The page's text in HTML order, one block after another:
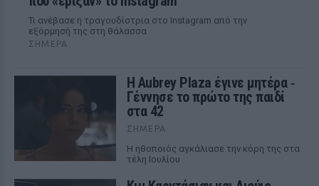
Τι ανέβασε η τραγουδίστρια στο Instagram από την
εξόρμησή της στη θάλασσα
ΣΉΜΕΡΑ
Η Aubrey Plaza έγινε μητέρα ‑
Γέννησε το πρώτο της παιδί
στα 42
ΣΉΜΕΡΑ
Η ηθοποιός αγκάλιασε την κόρη της στα
τέλη Ιουλίου